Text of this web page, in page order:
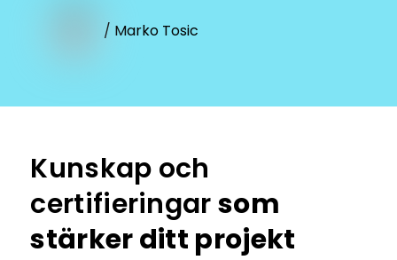
/ Marko Tosic
Kunskap och
certifieringarsom
stärker ditt projekt